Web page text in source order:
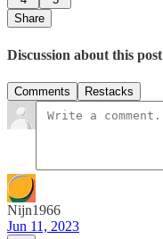
Share
Discussion about this post
Comments Restacks
Nijn1966
Jun 11, 2023